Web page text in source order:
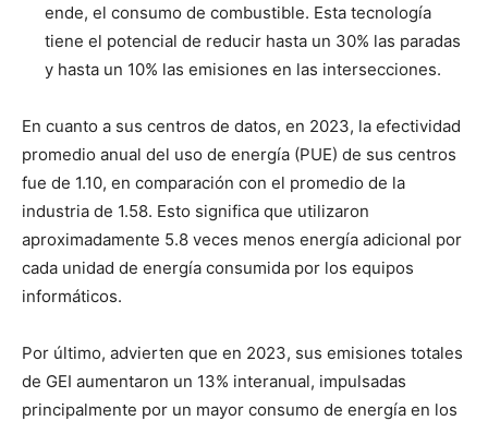
ende, el consumo de combustible. Esta tecnología
tiene el potencial de reducir hasta un 30% las paradas
y hasta un 10% las emisiones en las intersecciones.
En cuanto a sus centros de datos, en 2023, la efectividad
promedio anual del uso de energía (PUE) de sus centros
fue de 1.10, en comparación con el promedio de la
industria de 1.58. Esto significa que utilizaron
aproximadamente 5.8 veces menos energía adicional por
cada unidad de energía consumida por los equipos
informáticos.
Por último, advierten que en 2023, sus emisiones totales
de GEI aumentaron un 13% interanual, impulsadas
principalmente por un mayor consumo de energía en los